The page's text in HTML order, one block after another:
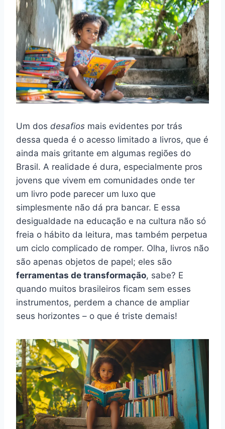
Um dos desafios mais evidentes por trás
dessa queda é o acesso limitado a livros, que é
ainda mais gritante em algumas regiões do
Brasil. A realidade é dura, especialmente pros
jovens que vivem em comunidades onde ter
um livro pode parecer um luxo que
simplesmente não dá pra bancar. E essa
desigualdade na educação e na cultura não só
freia o hábito da leitura, mas também perpetua
um ciclo complicado de romper. Olha, livros não
são apenas objetos de papel; eles são
ferramentas de transformação, sabe? E
quando muitos brasileiros ficam sem esses
instrumentos, perdem a chance de ampliar
seus horizontes – o que é triste demais!